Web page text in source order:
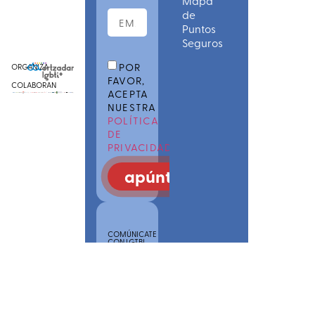
ORGANIZA
COLABORAN
POR
FAVOR,
ACEPTA
NUESTRA
POLÍTICA
DE
PRIVACIDAD
apúntate
COMÚNICATE
CON LGTBI
de
Puntos
Seguros